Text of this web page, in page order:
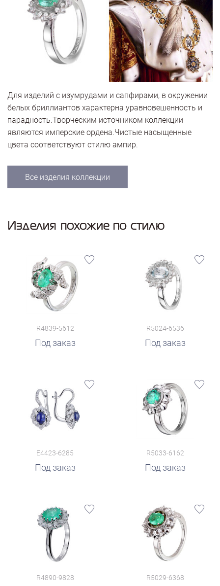
Для изделий с изумрудами и сапфирами, в окружении
белых бриллиантов характерна уравновешенность и
парадность.Творческим источником коллекции
являются имперские ордена.Чистые насыщенные
цвета соответствуют стилю ампир.
Все изделия коллекции
Изделия похожие по стилю
R4839-5612
Под заказ
R5024-6536
Под заказ
E4423-6285
Под заказ
R5033-6162
Под заказ
R4890-9828 R5029-6368